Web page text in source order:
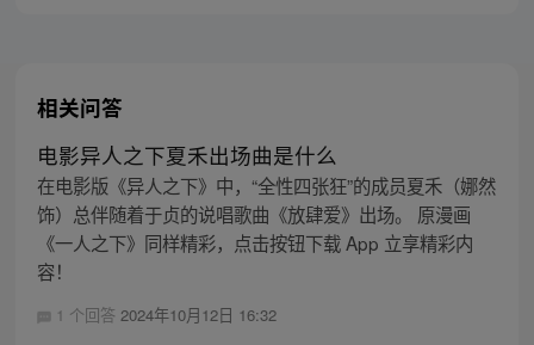
相关问答
电影异人之下夏禾出场曲是什么
在电影版《异人之下》中，“全性四张狂”的成员夏禾（娜然
饰）总伴随着于贞的说唱歌曲《放肆爱》出场。 原漫画
《一人之下》同样精彩，点击按钮下载 App 立享精彩内
容！
1 个回答 2024年10月12日 16:32